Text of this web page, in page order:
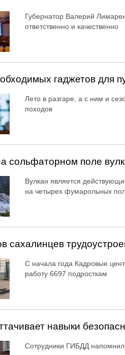
Губернатор Валерий
ответственно и качественно
гаджетов для
Лето в разгаре, а с ним и
походов
сольфаторном поле
Вулкан является
на четырех фумарольных
сахалинцев
С начала года Кадровые
работу 6697 подросткам
навыки
Сотрудники ГИБДД